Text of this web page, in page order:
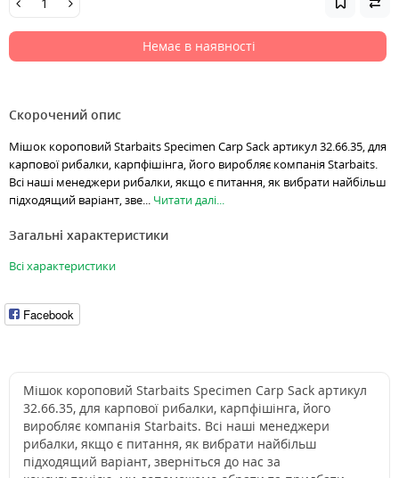
Немає в наявності
Скорочений опис
Мішок короповий Starbaits Specimen Carp Sack артикул 32.66.35, для
карпової рибалки, карпфішінга, його виробляє компанія Starbaits.
Всі наші менеджери рибалки, якщо є питання, як вибрати найбільш
підходящий варіант, зве... Читати далі...
Загальні характеристики
Всі характеристики
Facebook
Мішок короповий Starbaits Specimen Carp Sack артикул
32.66.35, для карпової рибалки, карпфішінга, його
виробляє компанія Starbaits. Всі наші менеджери
рибалки, якщо є питання, як вибрати найбільш
підходящий варіант, зверніться до нас за